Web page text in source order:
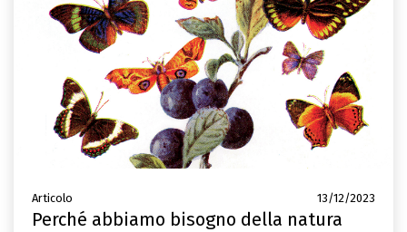
Articolo 13/12/2023
Perché abbiamo bisogno della natura